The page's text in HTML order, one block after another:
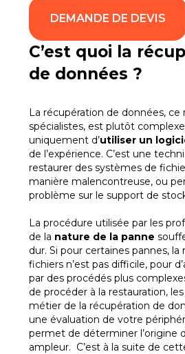
DEMANDE DE DEVIS
C’est quoi la
de données ?
La récupération de données, ce
spécialistes, est plutôt
uniquement d’utiliser un
de l’expérience. C’est une
restaurer des systèmes de
manière malencontreuse, ou
problème sur le support de
La procédure utilisée par les
de la nature de la panne
dur. Si pour certaines pannes,
fichiers n’est pas difficile, pour
par des procédés plus
de procéder à la restauration,
métier de la récupération de
une évaluation de votre
permet de déterminer l’origine
ampleur. C’est à la suite de